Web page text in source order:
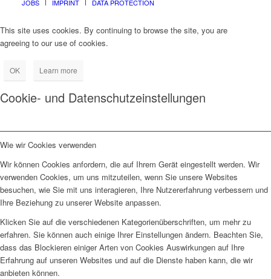
JOBS IMPRINT DATA PROTECTION
This site uses cookies. By continuing to browse the site, you are
agreeing to our use of cookies.
OK Learn more
Cookie- und Datenschutzeinstellungen
Wie wir Cookies verwenden
Wir können Cookies anfordern, die auf Ihrem Gerät eingestellt werden. Wir
verwenden Cookies, um uns mitzuteilen, wenn Sie unsere Websites
besuchen, wie Sie mit uns interagieren, Ihre Nutzererfahrung verbessern und
Ihre Beziehung zu unserer Website anpassen.
Klicken Sie auf die verschiedenen Kategorienüberschriften, um mehr zu
erfahren. Sie können auch einige Ihrer Einstellungen ändern. Beachten Sie,
dass das Blockieren einiger Arten von Cookies Auswirkungen auf Ihre
Erfahrung auf unseren Websites und auf die Dienste haben kann, die wir
anbieten können.